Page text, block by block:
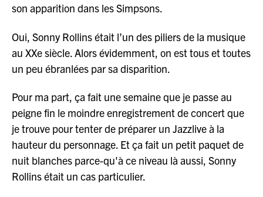
son apparition dans les Simpsons.
Oui, Sonny Rollins était l’un des piliers de la musique
au XXe siècle. Alors évidemment, on est tous et toutes
un peu ébranlées par sa disparition.
Pour ma part, ça fait une semaine que je passe au
peigne fin le moindre enregistrement de concert que
je trouve pour tenter de préparer un Jazzlive à la
hauteur du personnage. Et ça fait un petit paquet de
nuit blanches parce-qu'à ce niveau là aussi, Sonny
Rollins était un cas particulier.